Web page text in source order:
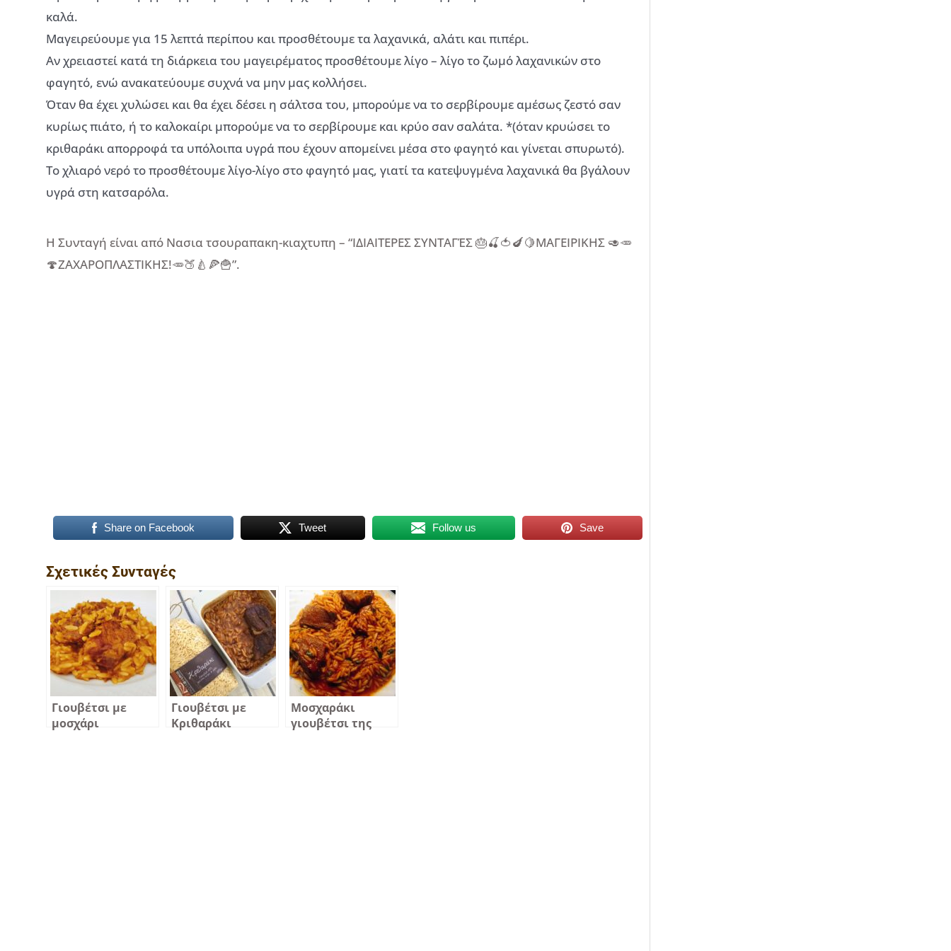
καλά.
Μαγειρεύουμε για 15 λεπτά περίπου και προσθέτουμε τα λαχανικά, αλάτι και πιπέρι.
Αν χρειαστεί κατά τη διάρκεια του μαγειρέματος προσθέτουμε λίγο – λίγο το ζωμό λαχανικών στο
φαγητό, ενώ ανακατεύουμε συχνά να μην μας κολλήσει.
Όταν θα έχει χυλώσει και θα έχει δέσει η σάλτσα του, μπορούμε να το σερβίρουμε αμέσως ζεστό σαν
κυρίως πιάτο, ή το καλοκαίρι μπορούμε να το σερβίρουμε και κρύο σαν σαλάτα. *(όταν κρυώσει το
κριθαράκι απορροφά τα υπόλοιπα υγρά που έχουν απομείνει μέσα στο φαγητό και γίνεται σπυρωτό).
Το χλιαρό νερό το προσθέτουμε λίγο-λίγο στο φαγητό μας, γιατί τα κατεψυγμένα λαχανικά θα βγάλουν
υγρά στη κατσαρόλα.
Η Συνταγή είναι από Νασια τσουραπακη-κιαχτυπη – “ΙΔΙΑΙΤΕΡΕΣ ΣΥΝΤΑΓΈΣ 🎂🍒🍅🍆🍋ΜΑΓΕΙΡΙΚΗΣ 🥑🥕
🍄ΖΑΧΑΡΟΠΛΑΣΤΙΚΗΣ!🥕🍑🍐🍕🍟”.
Share on Facebook Tweet Follow us Save
Σχετικές Συνταγές
Γιουβέτσι με
μοσχάρι
Γιουβέτσι με
Κριθαράκι
Μοσχαράκι
γιουβέτσι της